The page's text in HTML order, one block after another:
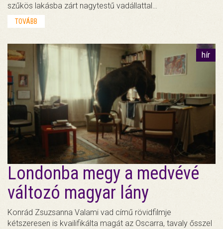
szűkös lakásba zárt nagytestű vadállattal…
TOVÁBB
hír
Londonba megy a medvévé
változó magyar lány
Konrád Zsuzsanna Valami vad című rövidfilmje
kétszeresen is kvailifikálta magát az Oscarra, tavaly ősszel